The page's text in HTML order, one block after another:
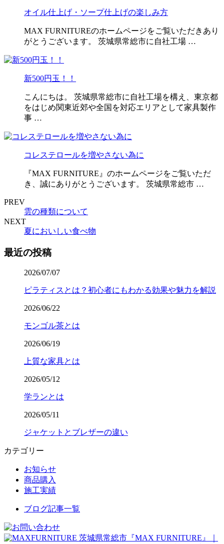
オイル仕上げ・ソープ仕上げの楽しみ方
MAX FURNITUREのホームページをご覧いただきあり
がとうございます。 茨城県常総市に自社工場 …
新500円玉！！
こんにちは。 茨城県常総市に自社工場を構え、東京都
をはじめ関東近郊や全国を対応エリアとして家具製作
事 …
コレステロールを増やさない為に
『MAX FURNITURE』のホームページをご覧いただ
き、誠にありがとうございます。 茨城県常総市 …
PREV
雲の種類について
NEXT
夏においしい食べ物
最近の投稿
2026/07/07
ピラティスとは？初心者にもわかる効果や魅力を解説
2026/06/22
モンゴル茶とは
2026/06/19
上質な家具とは
2026/05/12
学ランとは
2026/05/11
ジャケットとブレザーの違い
カテゴリー
お知らせ
商品購入
施工実績
ブログ記事一覧
茨城県常総市『MAX FURNITURE』｜